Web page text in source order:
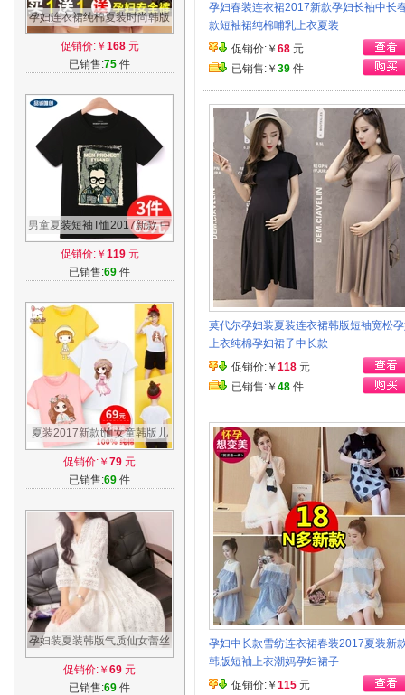
孕妇连衣裙纯棉夏装时尚韩版
孕妇装夏季短袖上衣夏天孕妇
裙中长款
促销价:￥ 168元
已销售:75 件
男童夏装短袖T恤2017新款 中
大童韩版时尚半袖男孩宽松纯
棉上衣潮
促销价:￥ 119元
已销售:69 件
夏装2017新款t恤女童韩版儿
童中大童童装半袖纯棉短袖上
衣打底衫
促销价:￥ 79 元
已销售:69 件
孕妇装夏装韩版气质仙女蕾丝
V领弹性收腰孕妇连衣裙沙滩
长裙夏季
促销价:￥ 69 元
已销售:69 件
孕妇春装连衣裙2017新款孕妇长袖中长
款短袖裙纯棉哺乳上衣夏装
促销价:￥ 68 元
已销售:￥ 39 件
莫代尔孕妇装夏装连衣裙韩版短袖宽松
上衣纯棉孕妇裙子中长款
促销价:￥ 118 元
已销售:￥ 48 件
孕妇中长款雪纺连衣裙春装2017夏装新
韩版短袖上衣潮妈孕妇裙子
促销价:￥ 115 元